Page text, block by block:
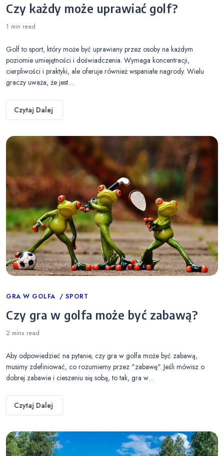
Czy każdy może uprawiać golf?
1 min read
Golf to sport, który może być uprawiany przez osoby na każdym
poziomie umiejętności i doświadczenia. Wymaga koncentracji,
cierpliwości i praktyki, ale oferuje również wspaniałe nagrody. Wielu
graczy uważa, że jest…
Czytaj Dalej
Categories
GRA W GOLFA SPORT
Czy gra w golfa może być zabawą?
2 mins read
Aby odpowiedzieć na pytanie, czy gra w golfa może być zabawą,
musimy zdefiniować, co rozumiemy przez "zabawę". Jeśli mówisz o
dobrej zabawie i cieszeniu się sobą, to tak, gra w…
Czytaj Dalej